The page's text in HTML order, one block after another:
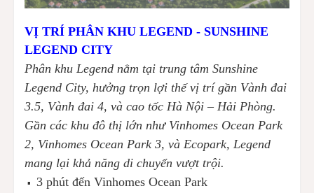
VỊ TRÍ PHÂN KHU LEGEND - SUNSHINE
LEGEND CITY
Phân khu Legend nằm tại trung tâm Sunshine
Legend City, hưởng trọn lợi thế vị trí gần Vành đai
3.5, Vành đai 4, và cao tốc Hà Nội – Hải Phòng.
Gần các khu đô thị lớn như Vinhomes Ocean Park
2, Vinhomes Ocean Park 3, và Ecopark, Legend
mang lại khả năng di chuyển vượt trội.
▪️3 phút đến Vinhomes Ocean Park